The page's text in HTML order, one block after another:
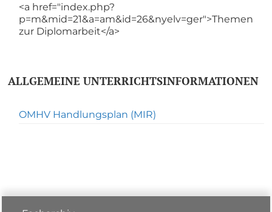
<a href="index.php?
p=m&mid=21&a=am&id=26&nyelv=ger">Themen
zur Diplomarbeit</a>
ALLGEMEINE UNTERRICHTSINFORMATIONEN
OMHV Handlungsplan (MIR)